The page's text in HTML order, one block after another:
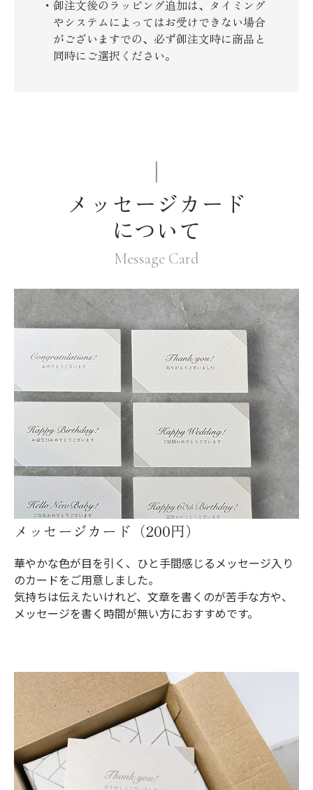
御注文後のラッピング追加は、タイミング
やシステムによってはお受けできない場合
がございますでの、必ず御注文時に商品と
同時にご選択ください。
メッセージカード
について
Message Card
メッセージカード（200円）
華やかな色が目を引く、ひと手間感じるメッセージ入り
のカードをご用意しました。
気持ちは伝えたいけれど、文章を書くのが苦手な方や、
メッセージを書く時間が無い方におすすめです。